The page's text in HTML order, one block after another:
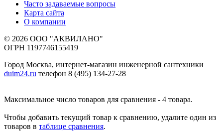
Часто задаваемые вопросы
Карта сайта
О компании
© 2026 ООО "АКВИЛАНО"
ОГРН 1197746155419
Город Москва, интернет-магазин инженерной сантехники
duim24.ru телефон 8 (495) 134-27-28
Максимальное число товаров для сравнения - 4 товара.
Чтобы добавить текущий товар к сравнению, удалите один из
товаров в таблице сравнения.